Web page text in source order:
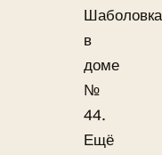
Шаболовка
в
доме
№
44.
Ещё